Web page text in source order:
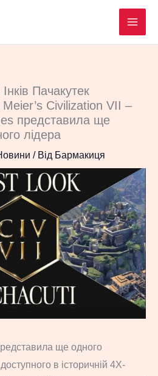
Пачакутек
Civilization VII –
представила ще
лідера
/ Від Бармакиця
ще одного
в історичній 4X-